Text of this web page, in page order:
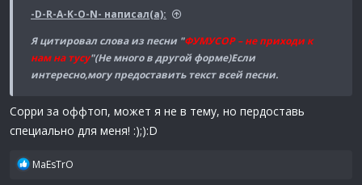
-D-R-A-K-O-N- написал(а):
Я цитировал слова из песни "ФУМУСОР – не приходи к
нам на тусу"(Не много в другой форме)Если
интересно,могу предоставить текст всей песни.
Сорри за оффтоп, может я не в тему, но пердоставь
специально для меня! :);):D
Р
MaEsTrO